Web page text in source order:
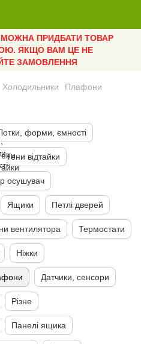
ПРИДБАТИ ТОВАР
ЯКЩО ВАМ ЦЕ НЕ
ЗАМОВЛЕННЯ
Холодильники Плафони
форми, ємності
Тени відтайки
осушувач
Ящики Петлі дверей
вентилятора Термостати
Ніжки
Датчики, сенсори
Різне
Панелі ящика